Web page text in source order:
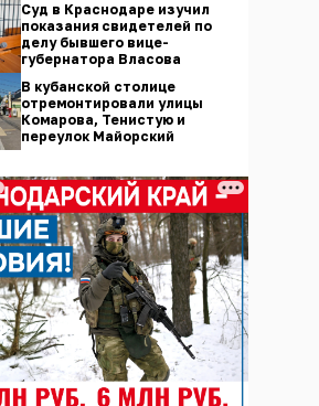
Суд в Краснодаре изучил
показания свидетелей по
делу бывшего вице-
губернатора Власова
В кубанской столице
отремонтировали улицы
Комарова, Тенистую и
переулок Майорский